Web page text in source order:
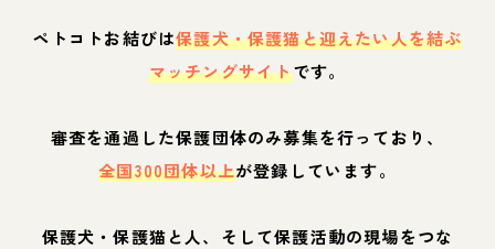
ペトコトお結びは保護犬・保護猫と迎えたい人を結ぶ
マッチングサイトです。
審査を通過した保護団体のみ募集を行っており、
全国300団体以上が登録しています。
保護犬・保護猫と人、そして保護活動の現場をつな